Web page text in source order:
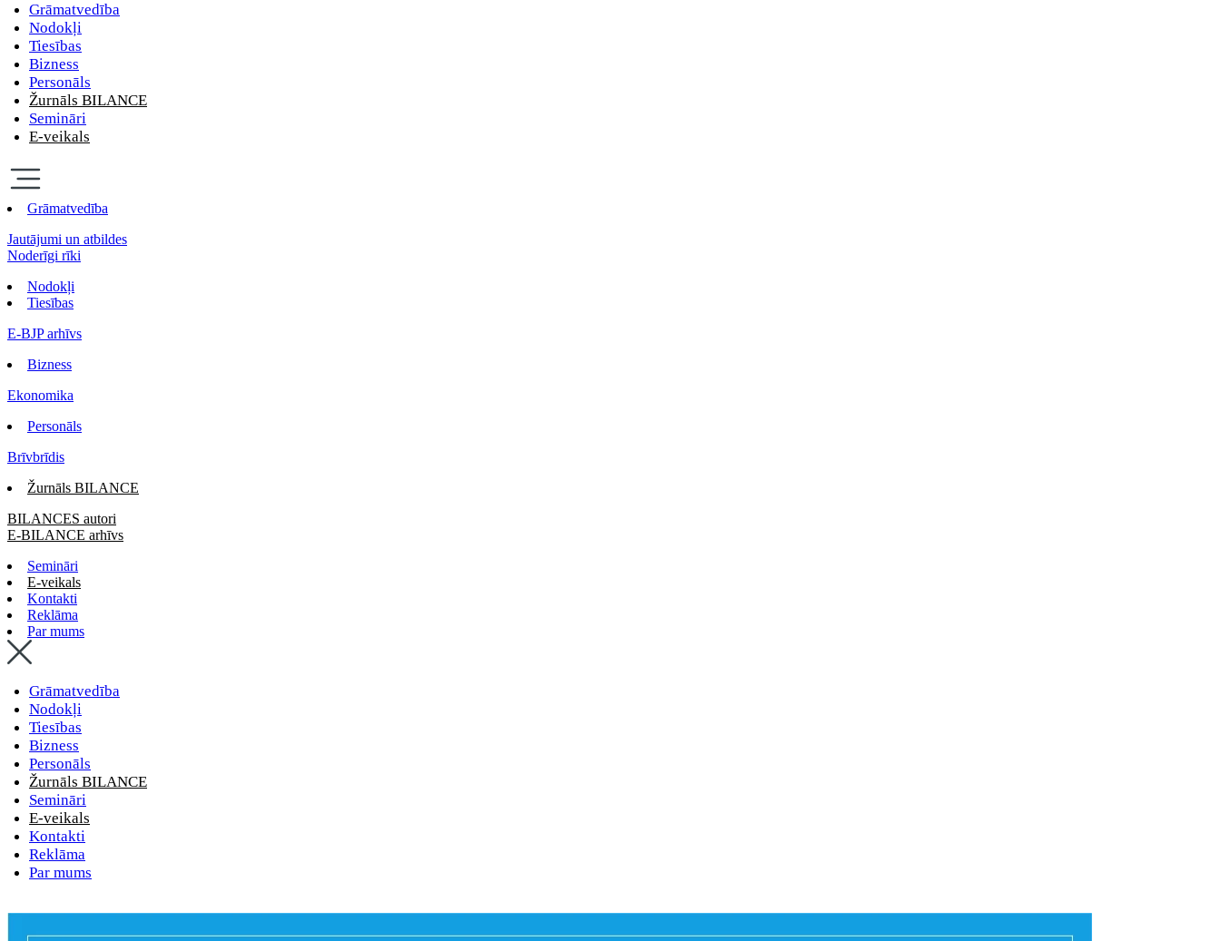
Grāmatvedība
Nodokļi
Tiesības
Bizness
Personāls
Žurnāls BILANCE
Semināri
E-veikals
Grāmatvedība
Jautājumi un atbildes
Noderīgi rīki
Nodokļi
Tiesības
E-BJP arhīvs
Bizness
Ekonomika
Personāls
Brīvbrīdis
Žurnāls BILANCE
BILANCES autori
E-BILANCE arhīvs
Semināri
E-veikals
Kontakti
Reklāma
Par mums
Grāmatvedība
Nodokļi
Tiesības
Bizness
Personāls
Žurnāls BILANCE
Semināri
E-veikals
Kontakti
Reklāma
Par mums